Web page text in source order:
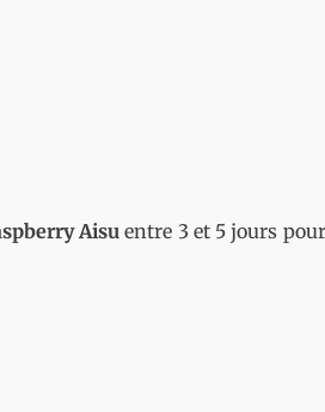
Aisu entre 3 et 5 jours